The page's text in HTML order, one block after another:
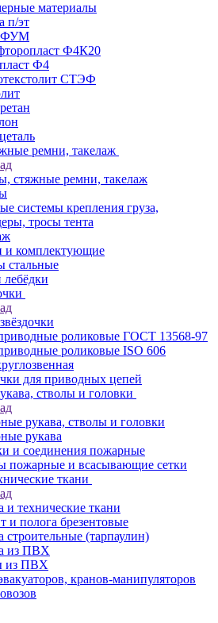
материалы
п/эт
ФУМ
Ф4К20
Ф4
СТЭФ
ремни, такелаж
стяжные ремни, такелаж
системы крепления груза,
тросы тента
и комплектующие
стальные
роликовые ГОСТ 13568-97
роликовые ISO 606
для приводных цепей
стволы и головки
рукава, стволы и головки
рукава
и соединения пожарные
пожарные и всасывающие сетки
ткани
и технические ткани
и полога брезентовые
строительные (тарпаулин)
из ПВХ
из ПВХ
кранов-манипуляторов